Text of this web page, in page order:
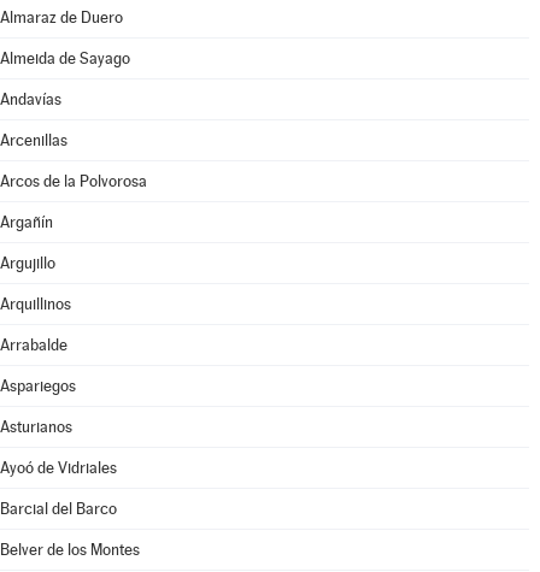
Almaraz de Duero
Almeida de Sayago
Andavías
Arcenillas
Arcos de la Polvorosa
Argañín
Argujillo
Arquillinos
Arrabalde
Aspariegos
Asturianos
Ayoó de Vidriales
Barcial del Barco
Belver de los Montes